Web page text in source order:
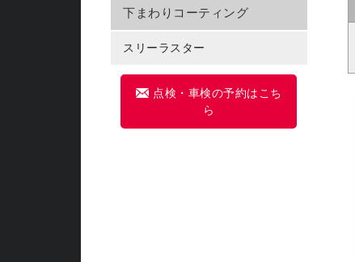
下まわりコーティング
スリーラスター
点検・車検の予約はこち
ら